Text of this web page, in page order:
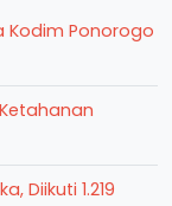
Kodim Ponorogo
Diikuti 1.219